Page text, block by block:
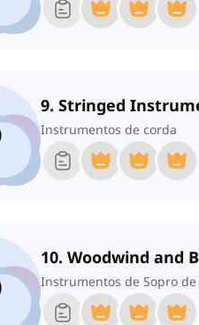
9. Stringed
Instrumentos de corda
10. Woodwind and
Instrumentos de Sopro